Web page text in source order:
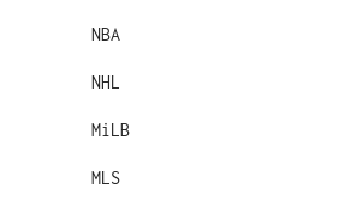
NBA
NHL
MiLB
MLS